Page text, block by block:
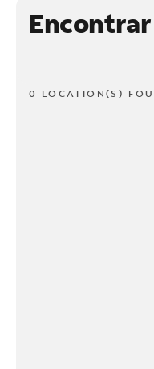
0 LOCATION(S)